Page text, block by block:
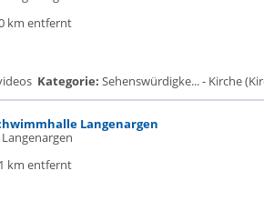
km entfernt
Kategorie: Sehenswürdigke... - Kirche
Langenargen
km entfernt